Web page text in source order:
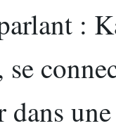
:
se
dans